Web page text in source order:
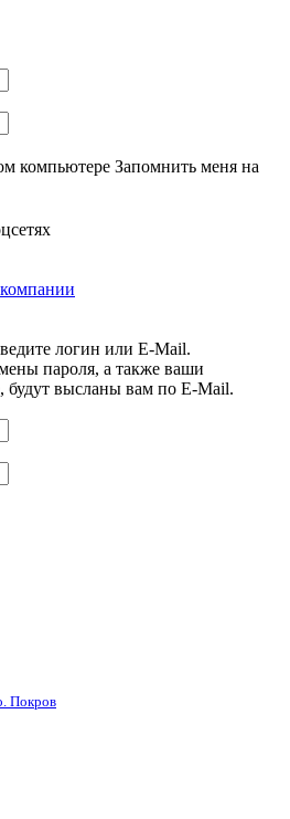
компьютере Запомнить меня на
логин или E-Mail.
пароля, а также ваши
будут высланы вам по E-Mail.
Покров